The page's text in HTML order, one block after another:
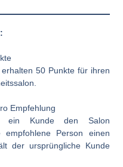
erhalten 50 Punkte für ihren
Empfehlung
ein Kunde den Salon
empfohlene Person einen
der ursprüngliche Kunde